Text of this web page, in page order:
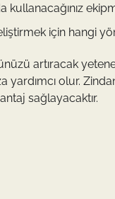
kullanacağınız
için hangi
artıracak
yardımcı olur.
sağlayacaktır.